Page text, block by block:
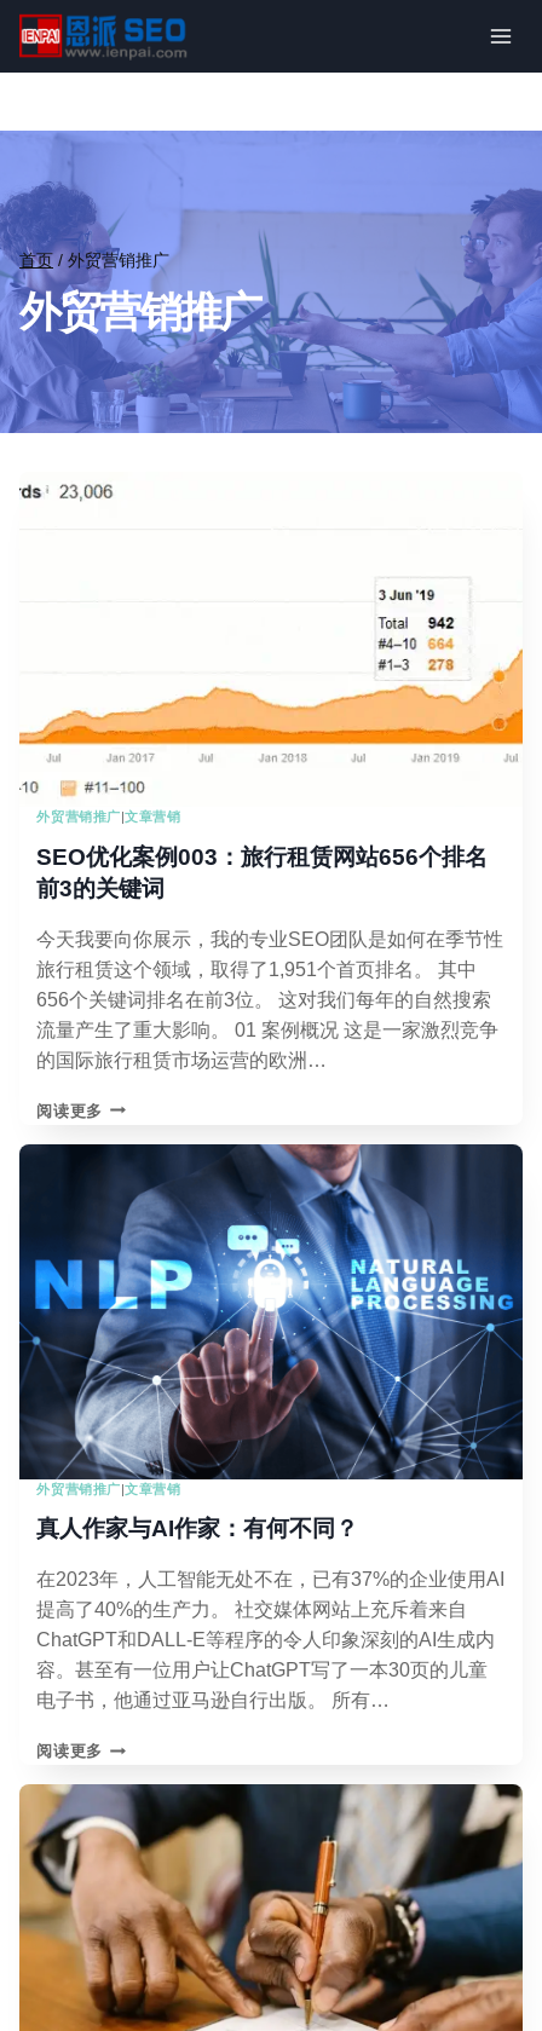
内
首页 / 外贸营销推广
外贸营销推广
外贸营销推广 |文章营销
SEO优化案例003：旅行租赁网站656个排名
前3的关键词
今天我要向你展示，我的专业SEO团队是如何在季节性
旅行租赁这个领域，取得了1,951个首页排名。 其中
656个关键词排名在前3位。 这对我们每年的自然搜索
流量产生了重大影响。 01 案例概况 这是一家激烈竞争
的国际旅行租赁市场运营的欧洲…
阅读更多 SEO
003：
行
租
赁
网
站
656
个
排
名
前
3
的
键
词
外贸营销推广|文章营销
真人作家与AI作家：有何不同？
在2023年，人工智能无处不在，已有37%的企业使用AI
提高了40%的生产力。 社交媒体网站上充斥着来自
ChatGPT和DALL-E等程序的令人印象深刻的AI生成内
容。甚至有一位用户让ChatGPT写了一本30页的儿童
电子书，他通过亚马逊自行出版。 所有…
阅读更多 真
家
家：
有
何
不
同？